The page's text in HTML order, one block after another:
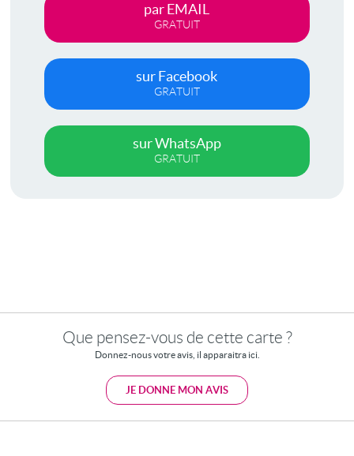
par EMAIL
GRATUIT
sur Facebook
GRATUIT
sur WhatsApp
GRATUIT
Que pensez-vous de cette carte ?
Donnez-nous votre avis, il apparaitra ici.
JE DONNE MON AVIS